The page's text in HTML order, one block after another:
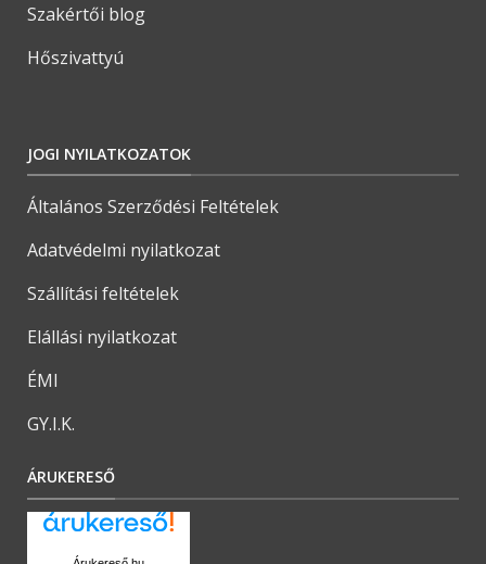
Szakértői blog
Hőszivattyú
JOGI NYILATKOZATOK
Általános Szerződési Feltételek
Adatvédelmi nyilatkozat
Szállítási feltételek
Elállási nyilatkozat
ÉMI
GY.I.K.
ÁRUKERESŐ